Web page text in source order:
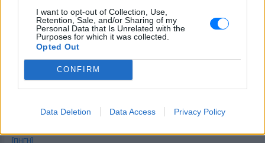
I want to opt-out of Collection, Use,
Retention, Sale, and/or Sharing of my
Personal Data that Is Unrelated with the
Purposes for which it was collected.
Opted Out
CONFIRM
Data Deletion Data Access Privacy Policy
συνεχώς δια αντλίας, αλλά απαγορεύεται σε άτομα
που παρουσιάζουν διαταραχές του αυτονόμου
νευρικού συστήματος. Η χορήγηση γκαμπαπεντίνης
ή βαλπροϊκού νατρίου και μη στεροειδών
αντιφλεγμονωδών παραγόντων. Η πλασμαφαίρεση,
όπως και η χορήγηση γ-σφαιρίνης, υπό το
σημαντικά αποτελέσματα.
[ΠΗΓΗ]